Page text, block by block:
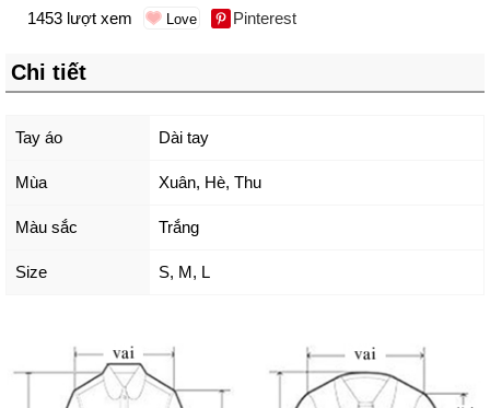
1453 lượt xem
Pinterest
Chi tiết
Tay áo Dài tay
Mùa Xuân, Hè, Thu
Màu sắc Trắng
Size S, M, L